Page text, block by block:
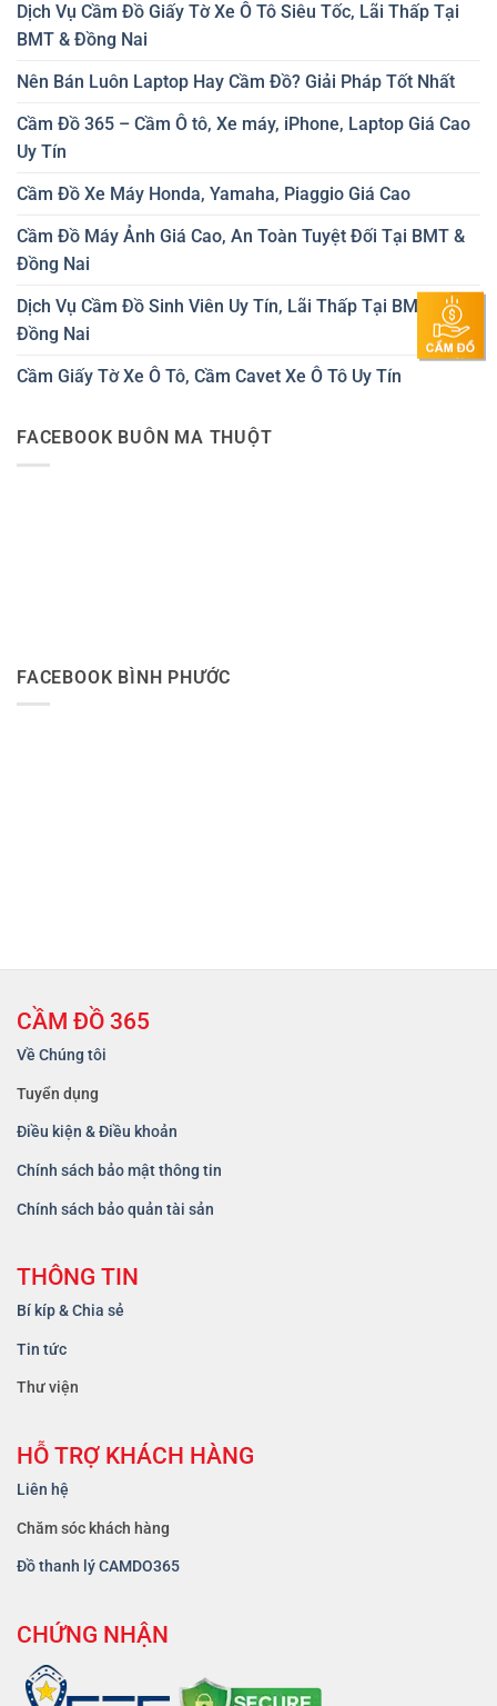
Dịch Vụ Cầm Đồ Giấy Tờ Xe Ô Tô Siêu Tốc, Lãi Thấp Tại
BMT & Đồng Nai
Nên Bán Luôn Laptop Hay Cầm Đồ? Giải Pháp Tốt Nhất
Cầm Đồ 365 – Cầm Ô tô, Xe máy, iPhone, Laptop Giá Cao
Uy Tín
Cầm Đồ Xe Máy Honda, Yamaha, Piaggio Giá Cao
Cầm Đồ Máy Ảnh Giá Cao, An Toàn Tuyệt Đối Tại BMT &
Đồng Nai
Dịch Vụ Cầm Đồ Sinh Viên Uy Tín, Lãi Thấp Tại BMT &
Đồng Nai
Cầm Giấy Tờ Xe Ô Tô, Cầm Cavet Xe Ô Tô Uy Tín
FACEBOOK BUÔN MA THUỘT
FACEBOOK BÌNH PHƯỚC
CẦM ĐỒ 365
Về Chúng tôi
Tuyển dụng
Điều kiện & Điều khoản
Chính sách bảo mật thông tin
Chính sách bảo quản tài sản
THÔNG TIN
Bí kíp & Chia sẻ
Tin tức
Thư viện
HỖ TRỢ KHÁCH HÀNG
Liên hệ
Chăm sóc khách hàng
Đồ thanh lý CAMDO365
CHỨNG NHẬN